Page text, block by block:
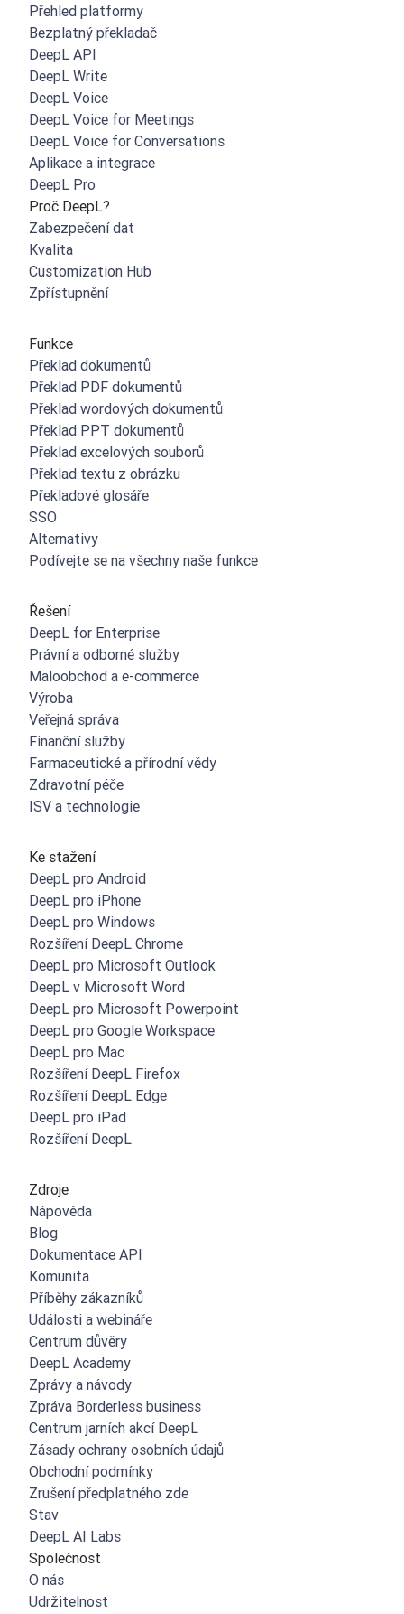
Přehled platformy
Bezplatný překladač
DeepL API
DeepL Write
DeepL Voice
DeepL Voice for Meetings
DeepL Voice for Conversations
Aplikace a integrace
DeepL Pro
Proč DeepL?
Zabezpečení dat
Kvalita
Customization Hub
Zpřístupnění
Funkce
Překlad dokumentů
Překlad PDF dokumentů
Překlad wordových dokumentů
Překlad PPT dokumentů
Překlad excelových souborů
Překlad textu z obrázku
Překladové glosáře
SSO
Alternativy
Podívejte se na všechny naše funkce
Řešení
DeepL for Enterprise
Právní a odborné služby
Maloobchod a e-commerce
Výroba
Veřejná správa
Finanční služby
Farmaceutické a přírodní vědy
Zdravotní péče
ISV a technologie
Ke stažení
DeepL pro Android
DeepL pro iPhone
DeepL pro Windows
Rozšíření DeepL Chrome
DeepL pro Microsoft Outlook
DeepL v Microsoft Word
DeepL pro Microsoft Powerpoint
DeepL pro Google Workspace
DeepL pro Mac
Rozšíření DeepL Firefox
Rozšíření DeepL Edge
DeepL pro iPad
Rozšíření DeepL
Zdroje
Nápověda
Blog
Dokumentace API
Komunita
Příběhy zákazníků
Události a webináře
Centrum důvěry
DeepL Academy
Zprávy a návody
Zpráva Borderless business
Centrum jarních akcí DeepL
Zásady ochrany osobních údajů
Obchodní podmínky
Zrušení předplatného zde
Stav
DeepL AI Labs
Společnost
O nás
Udržitelnost